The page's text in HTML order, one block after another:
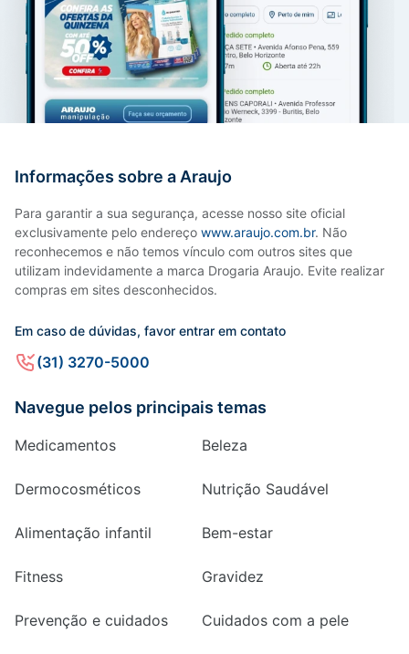
Informações sobre a Araujo
Para garantir a sua segurança, acesse nosso site oficial
exclusivamente pelo endereço www.araujo.com.br. Não
reconhecemos e não temos vínculo com outros sites que
utilizam indevidamente a marca Drogaria Araujo. Evite realizar
compras em sites desconhecidos.
Em caso de dúvidas, favor entrar em contato
(31) 3270-5000
Navegue pelos principais temas
Medicamentos Beleza
Dermocosméticos Nutrição Saudável
Alimentação infantil Bem-estar
Fitness Gravidez
Prevenção e cuidados Cuidados com a pele